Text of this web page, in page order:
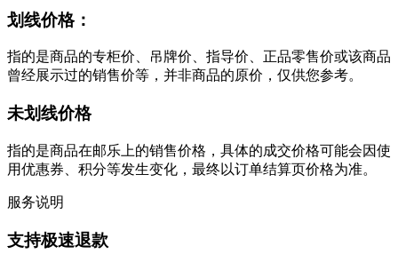
划线价格：
指的是商品的专柜价、吊牌价、指导价、正品零售价或该商品
曾经展示过的销售价等，并非商品的原价，仅供您参考。
未划线价格
指的是商品在邮乐上的销售价格，具体的成交价格可能会因使
用优惠券、积分等发生变化，最终以订单结算页价格为准。
服务说明
支持极速退款